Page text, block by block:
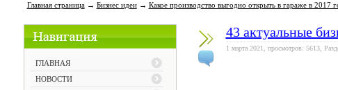
Главная страница→ Бизнес идеи→ Какое производство выгодно открыть в гараже в 2017
ГЛАВНАЯ
НОВОСТИ
43 актуальные
1 марта 2021, просмотров: 5613,